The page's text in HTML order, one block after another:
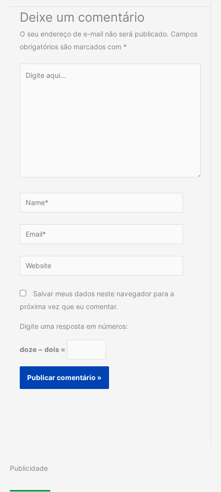
Deixe um comentário
O seu endereço de e-mail não será publicado. Campos
obrigatórios são marcados com *
aqui...
Name*
Email*
Website
Salvar meus dados neste navegador para a
próxima vez que eu comentar.
Digite uma resposta em números:
doze − dois =
Publicidade